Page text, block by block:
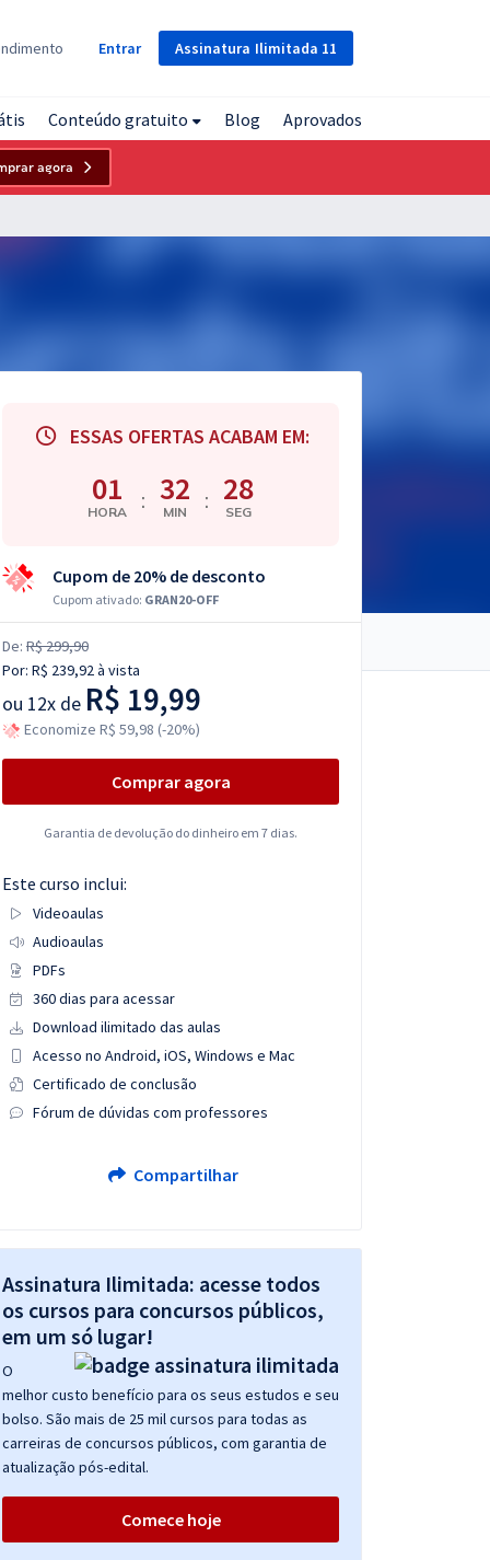
Assinatura Ilimitada 11
Entrar
Conteúdo gratuito Blog Aprovados
agora
ESSAS OFERTAS ACABAM EM:
01
HORA : 32
MIN : 27
SEG
Cupom de 20% de desconto
Cupom ativado: GRAN20-OFF
De: R$ 299,90
Por: R$ 239,92à vista
ou 12x de R$ 19,99
Economize R$ 59,98 (-20%)
Comprar agora
Garantia de devolução do dinheiro em 7 dias.
Este curso inclui:
Videoaulas
Audioaulas
PDFs
360 dias para acessar
Download ilimitado das aulas
Acesso no Android, iOS, Windows e Mac
Certificado de conclusão
Fórum de dúvidas com professores
Compartilhar
Assinatura Ilimitada: acesse todos
os cursos para concursos públicos,
em um só lugar!
O
melhor custo benefício para os seus estudos e seu
bolso. São mais de 25 mil cursos para todas as
carreiras de concursos públicos, com garantia de
atualização pós-edital.
Comece hoje